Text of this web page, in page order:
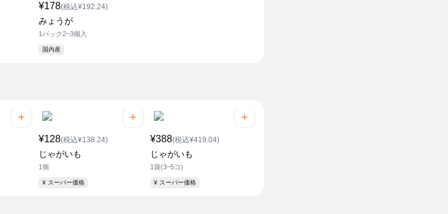
¥178(税込¥192.24)
みょうが
1パック2~3個入
国内産
¥128(税込¥138.24)
じゃがいも
1個
¥ スーパー価格
¥388(税込¥419.04)
じゃがいも
1袋(3~5コ)
¥ スーパー価格